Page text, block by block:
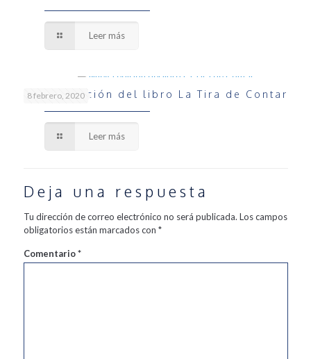
Leer más
8 febrero, 2020
Nueva edición del libro La Tira de Contar
Leer más
Deja una respuesta
Tu dirección de correo electrónico no será publicada. Los campos
obligatorios están marcados con *
Comentario*